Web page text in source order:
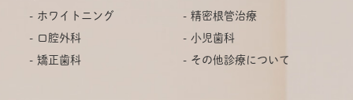
ホワイトニング
精密根管治療
口腔外科
小児歯科
矯正歯科
その他診療について